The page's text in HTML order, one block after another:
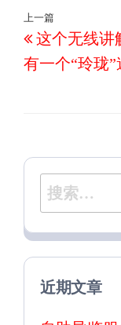
文
章
导
上
一
篇
上一篇
这个无线讲
有一个“玲珑”
搜
索：
近期文章